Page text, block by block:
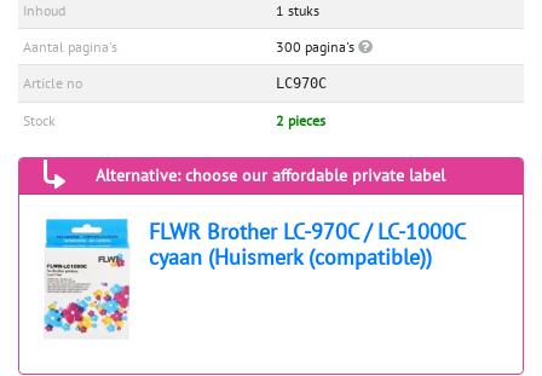
Inhoud
1 stuks
Aantal pagina's
300 pagina's
Article no
LC970C
Stock 2 pieces
Alternative: choose our affordable private label
FLWR Brother LC-970C / LC-1000C
cyaan (Huismerk (compatible))